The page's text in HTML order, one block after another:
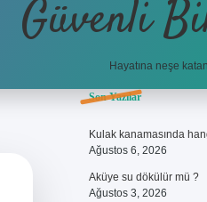
Güvenli
Hayatına neşe
Sidebar
Son Yazılar
Kulak kanamasında
Ağustos 6, 2026
Aküye su dökülür mü ?
Ağustos 3, 2026
betcipiabellacasino